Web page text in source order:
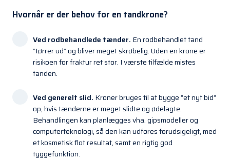
Hvornår er der behov for en tandkrone?
Ved rodbehandlede tænder. En rodbehandlet tand
”tørrer ud” og bliver meget skrøbelig. Uden en krone er
risikoen for fraktur ret stor. I værste tilfælde mistes
tanden.
Ved generelt slid. Kroner bruges til at bygge ”et nyt bid”
op, hvis tænderne er meget slidte og ødelagte.
Behandlingen kan planlægges vha. gipsmodeller og
computerteknologi, så den kan udføres forudsigeligt, med
et kosmetisk flot resultat, samt en rigtig god
tyggefunktion.